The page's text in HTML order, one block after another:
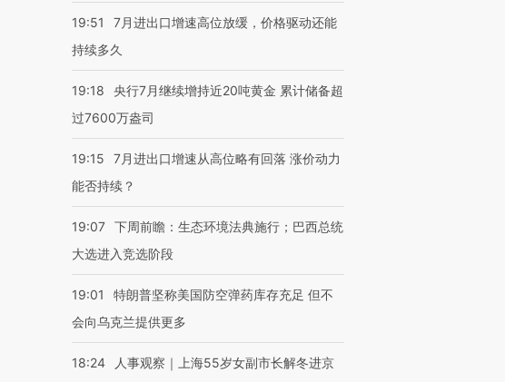
19:51
7月进出口增速高位放缓，价格驱动还能
持续多久
19:18
央行7月继续增持近20吨黄金 累计储备超
过7600万盎司
19:15
7月进出口增速从高位略有回落 涨价动力
能否持续？
19:07 下周前瞻：生态环境法典施行；巴西总统
大选进入竞选阶段
19:01
特朗普坚称美国防空弹药库存充足 但不
会向乌克兰提供更多
18:24 人事观察｜上海55岁女副市长解冬进京